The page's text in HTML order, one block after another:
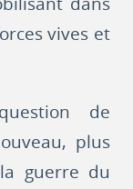
vives et
de
plus
guerre du